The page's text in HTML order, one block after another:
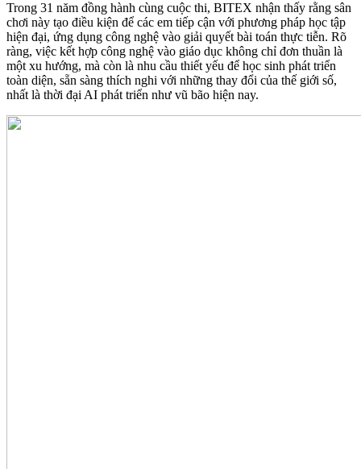
Trong 31 năm đồng hành cùng cuộc thi, BITEX nhận thấy rằng sân
chơi này tạo điều kiện để các em tiếp cận với phương pháp học tập
hiện đại, ứng dụng công nghệ vào giải quyết bài toán thực tiễn. Rõ
ràng, việc kết hợp công nghệ vào giáo dục không chỉ đơn thuần là
một xu hướng, mà còn là nhu cầu thiết yếu để học sinh phát triển
toàn diện, sẵn sàng thích nghi với những thay đổi của thế giới số,
nhất là thời đại AI phát triển như vũ bão hiện nay.